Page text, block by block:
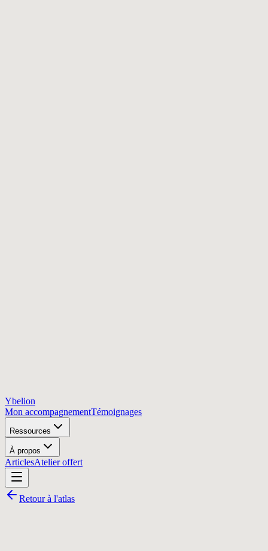
Ybelion
Mon accompagnementTémoignages
Ressources
À propos
ArticlesAtelier offert
Retour à l'atlas